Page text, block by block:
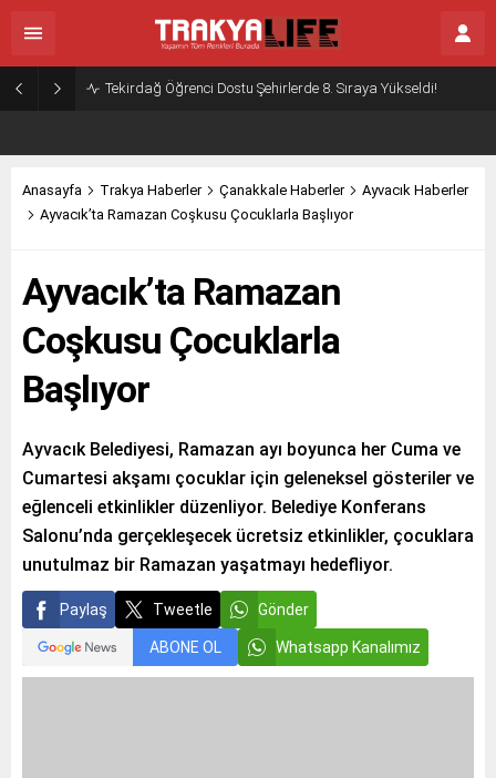
Tekirdağ Öğrenci Dostu Şehirlerde 8. Sıraya Yükseldi!
Anasayfa Trakya Haberler Çanakkale Haberler
Ayvacık Haberler
Ayvacık’ta Ramazan Coşkusu Çocuklarla Başlıyor
Ayvacık’ta Ramazan
Coşkusu Çocuklarla
Başlıyor
Ayvacık Belediyesi, Ramazan ayı boyunca her Cuma ve
Cumartesi akşamı çocuklar için geleneksel gösteriler ve
eğlenceli etkinlikler düzenliyor. Belediye Konferans
Salonu’nda gerçekleşecek ücretsiz etkinlikler, çocuklara
unutulmaz bir Ramazan yaşatmayı hedefliyor.
Paylaş Tweetle Gönder
ABONE OL Whatsapp Kanalımız